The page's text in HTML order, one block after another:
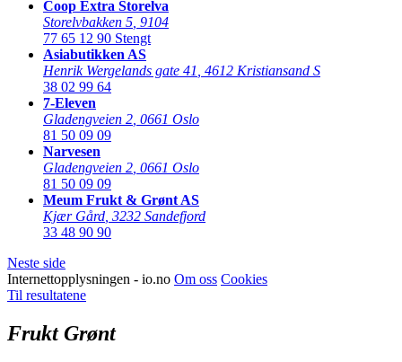
Coop Extra Storelva
Storelvbakken 5 9104
77 65 12 90 Stengt
Asiabutikken AS
Henrik Wergelands gate 41 4612 Kristiansand S
38 02 99 64
7-Eleven
Gladengveien 2 0661 Oslo
81 50 09 09
Narvesen
Gladengveien 2 0661 Oslo
81 50 09 09
Meum Frukt & Grønt AS
Kjær Gård 3232 Sandefjord
33 48 90 90
Neste side
Internettopplysningen - io.no Om oss Cookies
Til resultatene
Frukt Grønt